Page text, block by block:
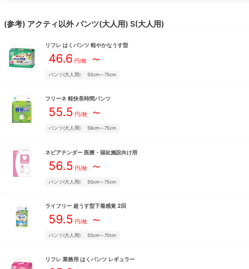
(参考) アクティ以外パンツ(大人用) S(大人用)
リフレ はくパンツ 軽やかなうす型
46.6 円/枚～
パンツ(大人用) 55cm～75cm
フリーネ 軽快長時間パンツ
55.5 円/枚～
パンツ(大人用) 56cm～75cm
ネピアテンダー 医療・福祉施設向け用
56.5 円/枚～
パンツ(大人用) 50cm～75cm
ライフリー 超うす型下着感覚 2回
59.5 円/枚～
パンツ(大人用) 50cm～70cm
リフレ 業務用 はくパンツ レギュラー